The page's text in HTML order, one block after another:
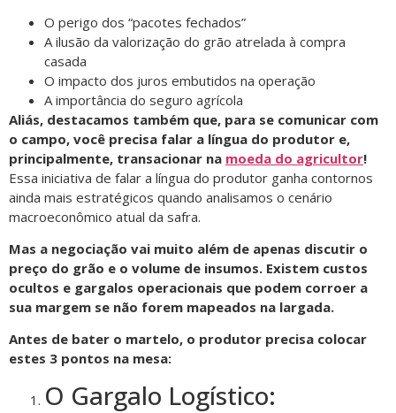
O perigo dos “pacotes fechados”
A ilusão da valorização do grão atrelada à compra
casada
O impacto dos juros embutidos na operação
A importância do seguro agrícola
Aliás, destacamos também que, para se comunicar com
o campo, você precisa falar a língua do produtor e,
principalmente, transacionar na moeda do agricultor!
Essa iniciativa de falar a língua do produtor ganha contornos
ainda mais estratégicos quando analisamos o cenário
macroeconômico atual da safra.
Mas a negociação vai muito além de apenas discutir o
preço do grão e o volume de insumos. Existem custos
ocultos e gargalos operacionais que podem corroer a
sua margem se não forem mapeados na largada.
Antes de bater o martelo, o produtor precisa colocar
estes 3 pontos na mesa:
O Gargalo Logístico: